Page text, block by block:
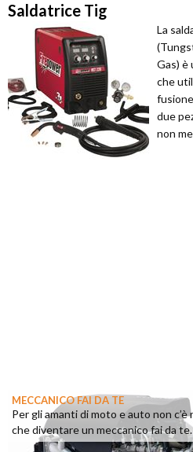
Saldatrice Tig
La
Gas) è
che
due
non
MECCANICO FAI DA TE
Per gli amanti di moto e auto non c’è
che diventare un meccanico fai da te.